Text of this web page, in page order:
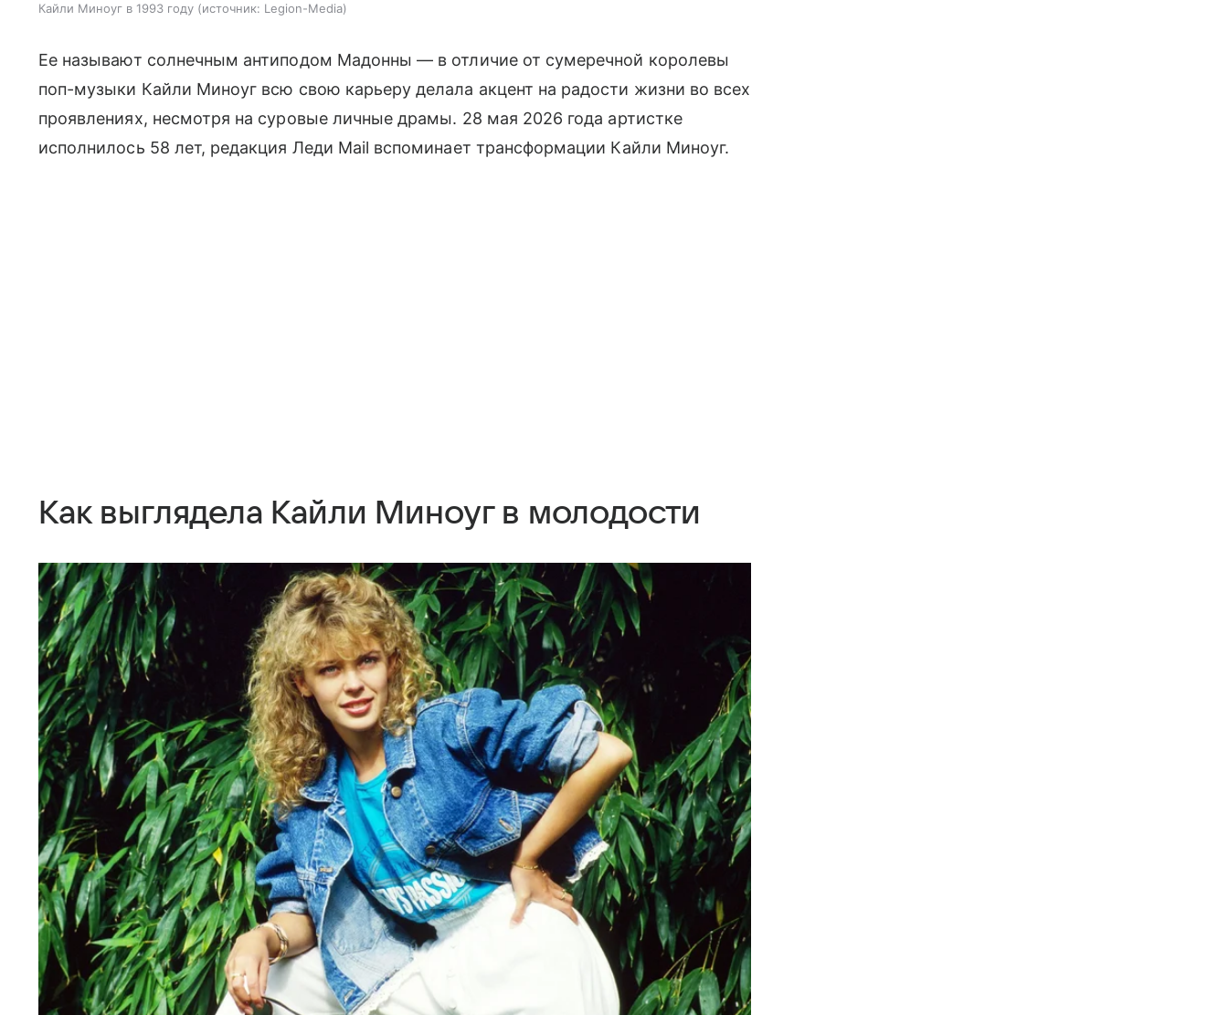
Кайли Миноуг в 1993 году источник: Legion-Media
Ее называют солнечным антиподом Мадонны — в отличие от сумеречной королевы
поп-музыки Кайли Миноуг всю свою карьеру делала акцент на радости жизни во всех
проявлениях, несмотря на суровые личные драмы. 28 мая 2026 года артистке
исполнилось 58 лет, редакция Леди Mail вспоминает трансформации Кайли Миноуг.
Как выглядела Кайли Миноуг в молодости